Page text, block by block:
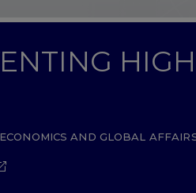
AND GLOBAL